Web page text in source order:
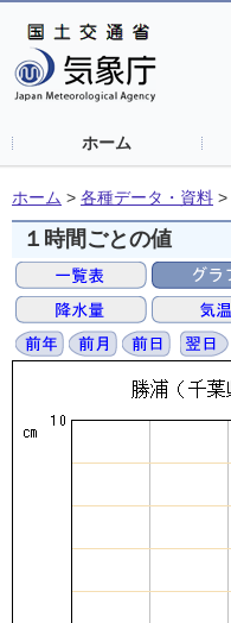
ホーム
ホーム > 各種データ・資料 >
１時間ごとの値